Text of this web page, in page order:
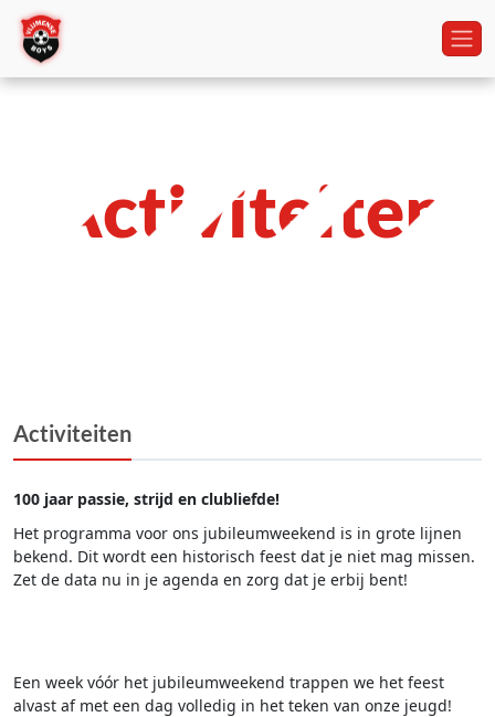
Activiteiten
Activiteiten
100 jaar passie, strijd en clubliefde!
Het programma voor ons jubileumweekend is in grote lijnen
bekend. Dit wordt een historisch feest dat je niet mag missen.
Zet de data nu in je agenda en zorg dat je erbij bent!
Een week vóór het jubileumweekend trappen we het feest
alvast af met een dag volledig in het teken van onze jeugd!